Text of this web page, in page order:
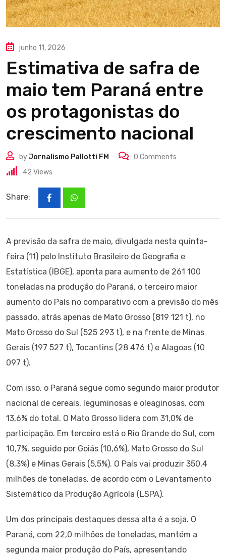
junho 11, 2026
Estimativa de safra de
maio tem Paraná entre
os protagonistas do
crescimento nacional
byJornalismo Pallotti FM 0 Comments
42 Views
Share:
A previsão da safra de maio, divulgada nesta quinta-
feira (11) pelo Instituto Brasileiro de Geografia e
Estatística (IBGE), aponta para aumento de 261 100
toneladas na produção do Paraná, o terceiro maior
aumento do País no comparativo com a previsão do mês
passado, atrás apenas de Mato Grosso (819 121 t), no
Mato Grosso do Sul (525 293 t), e na frente de Minas
Gerais (197 527 t), Tocantins (28 476 t) e Alagoas (10
097 t).
Com isso, o Paraná segue como segundo maior produtor
nacional de cereais, leguminosas e oleaginosas, com
13,6% do total. O Mato Grosso lidera com 31,0% de
participação. Em terceiro está o Rio Grande do Sul, com
10,7%, seguido por Goiás (10,6%), Mato Grosso do Sul
(8,3%) e Minas Gerais (5,5%). O País vai produzir 350,4
milhões de toneladas, de acordo com o Levantamento
Sistemático da Produção Agrícola (LSPA).
Um dos principais destaques dessa alta é a soja. O
Paraná, com 22,0 milhões de toneladas, mantém a
segunda maior produção do País, apresentando